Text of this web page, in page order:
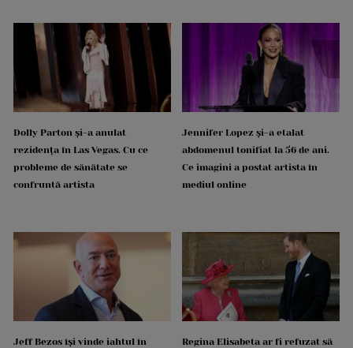
Dolly Parton și-a anulat
rezidența în Las Vegas. Cu ce
probleme de sănătate se
confruntă artista
Jennifer Lopez și-a etalat
abdomenul tonifiat la 56 de ani.
Ce imagini a postat artista în
mediul online
Jeff Bezos își vinde iahtul în
Regina Elisabeta ar fi refuzat să